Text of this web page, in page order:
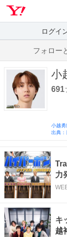
ログイ
フォロー
小
691
小越勇
出典：
力
「
キ
越